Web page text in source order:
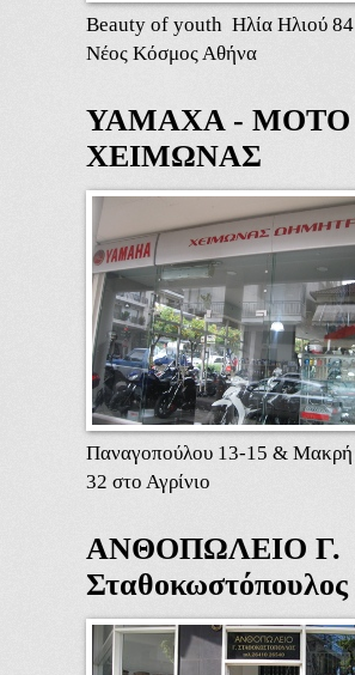
Beauty of youth Ηλία Ηλιού 84
Νέος Κόσμος Αθήνα
ΥΑΜΑΧΑ - ΜΟΤΟ
ΧΕΙΜΩΝΑΣ
Παναγοπούλου 13-15 & Μακρή
32 στο Αγρίνιο
ΑΝΘΟΠΩΛΕΙΟ Γ.
Σταθοκωστόπουλος